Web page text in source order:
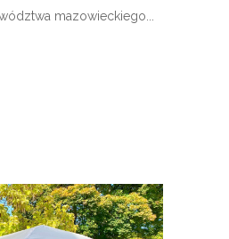
mazowieckiego...